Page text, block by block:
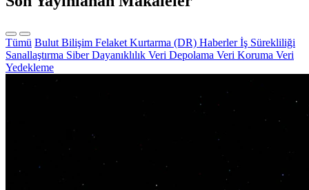
Tümü Bulut Bilişim Felaket Kurtarma (DR) Haberlerİş Sürekliliği
Sanallaştırma Siber Dayanıklılık Veri Depolama Veri Koruma Veri
Yedekleme